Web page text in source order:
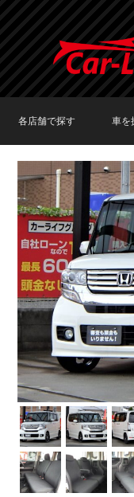
各店舗で探す
TOKYO店在庫車両
大阪店在庫車両
福岡店在庫車両
車を